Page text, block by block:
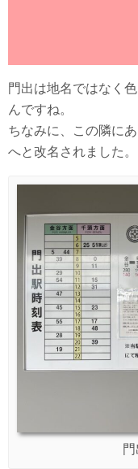
門出は地名ではなく
んですね。
ちなみに、この隣に
へと改名されました。